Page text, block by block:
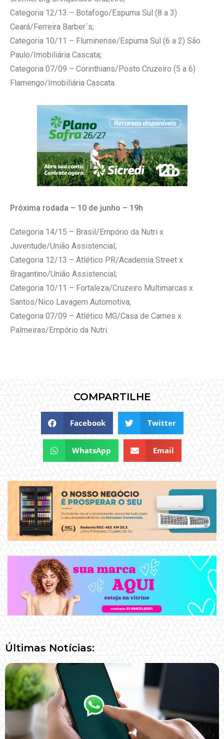
Categoria 12/13 – Botafogo/Espuma Sul (8 a 3)
Ceará/Ferreira Barber´s;
Categoria 10/11 – Fluminense/Espuma Sul (6 a 2) São
Paulo/Imobiliária Cascata;
Categoria 07/09 – Corinthians/Posto Cruzeiro (5 a 6)
Flamengo/Imobiliária Cascata.
Próxima rodada – 10 de junho – 19h
Categoria 14/15 – Brasil/Empório da Nutri x
Juventude/União Assistencial;
Categoria 12/13 – Atlético PR/Academia Street x
Bragantino/União Assistencial;
Categoria 10/11 – Fortaleza/Cruzeiro Multimarcas x
Santos/Nico Lavagem Automotiva;
Categoria 07/09 – Atlético MG/Casa de Carnes x
Palmeiras/Empório da Nutri.
COMPARTILHE
Facebook Twitter
WhatsApp Email
Últimas Notícias: